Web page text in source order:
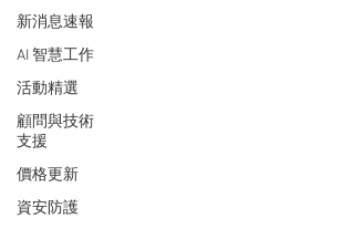
新消息速報
AI 智慧工作
活動精選
顧問與技術
支援
價格更新
資安防護